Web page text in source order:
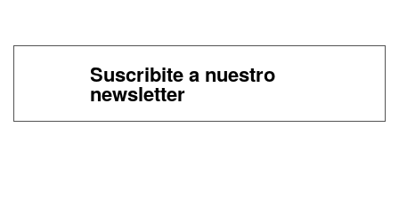
Suscribite a nuestro
newsletter